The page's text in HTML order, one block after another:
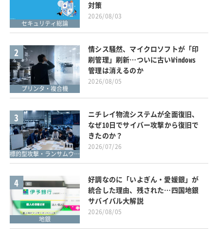
セキュリティ総論
対策
2026/08/03
2
プリンタ・複合機
情シス騒然、マイクロソフトが「印
刷管理」刷新…ついに古いWindows
管理は消えるのか
2026/08/05
3
標的型攻撃・ランサムウェア対策
ニチレイ物流システムが全面復旧、
なぜ10日でサイバー攻撃から復旧で
きたのか？
2026/07/26
4
地銀
好調なのに「いよぎん・愛媛銀」が
統合した理由、残された…四国地銀
サバイバル大解説
2026/08/05